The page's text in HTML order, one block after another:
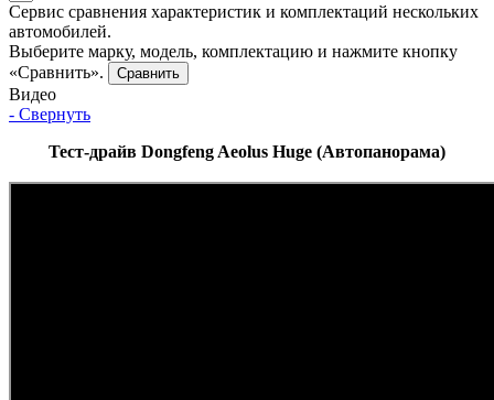
Сервис сравнения характеристик и комплектаций нескольких
автомобилей.
Выберите марку, модель, комплектацию и нажмите кнопку
«Сравнить».
Сравнить
Видео
- Свернуть
Тест-драйв Dongfeng Aeolus Huge (Автопанорама)